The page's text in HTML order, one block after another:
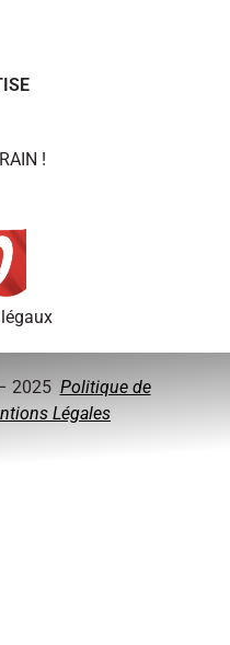
!
2025 Politique de
Légales